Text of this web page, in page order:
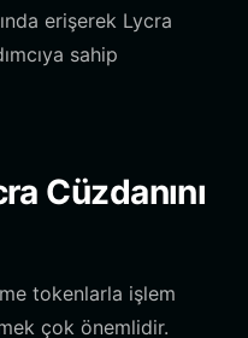
erişerek Lycra
sahip
Cüzdanını
tokenlarla işlem
çok önemlidir.